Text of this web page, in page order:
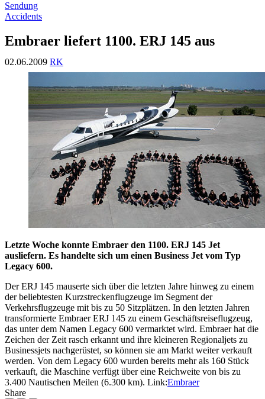
Sendung
Accidents
Embraer liefert 1100. ERJ 145 aus
02.06.2009 RK
Letzte Woche konnte Embraer den 1100. ERJ 145 Jet
ausliefern. Es handelte sich um einen Business Jet vom Typ
Legacy 600.
Der ERJ 145 mauserte sich über die letzten Jahre hinweg zu einem
der beliebtesten Kurzstreckenflugzeuge im Segment der
Verkehrsflugzeuge mit bis zu 50 Sitzplätzen. In den letzten Jahren
transformierte Embraer ERJ 145 zu einem Geschäftsreiseflugzeug,
das unter dem Namen Legacy 600 vermarktet wird. Embraer hat die
Zeichen der Zeit rasch erkannt und ihre kleineren Regionaljets zu
Businessjets nachgerüstet, so können sie am Markt weiter verkauft
werden. Von dem Legacy 600 wurden bereits mehr als 160 Stück
verkauft, die Maschine verfügt über eine Reichweite von bis zu
3.400 Nautischen Meilen (6.300 km). Link:Embraer
Share